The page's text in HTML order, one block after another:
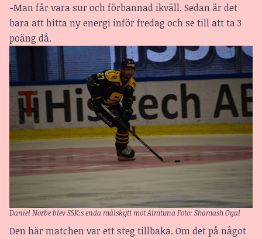
-Man får vara sur och förbannad ikväll. Sedan är det
bara att hitta ny energi inför fredag och se till att ta 3
poäng då.
Daniel Norbe blev SSK:s enda målskytt mot Almtuna Foto: Shamash Oyal
Den här matchen var ett steg tillbaka. Om det på något